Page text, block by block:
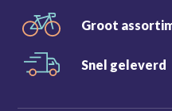
Groot
Snel geleverd